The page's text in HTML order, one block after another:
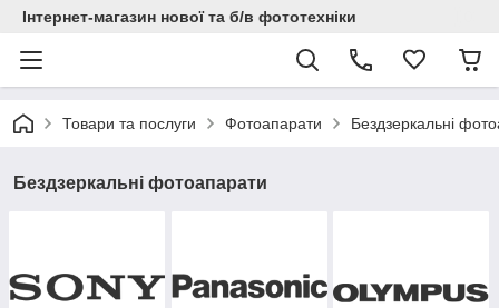
Інтернет-магазин нової та б/в фототехніки
Товари та послуги Фотоапарати Бездзеркальні
Бездзеркальні фотоапарати